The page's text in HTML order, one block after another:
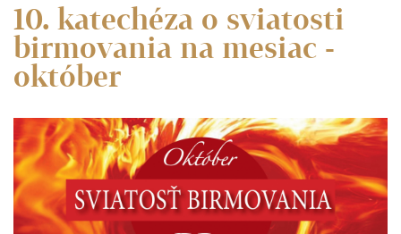
10. katechéza o sviatosti
birmovania na mesiac -
október